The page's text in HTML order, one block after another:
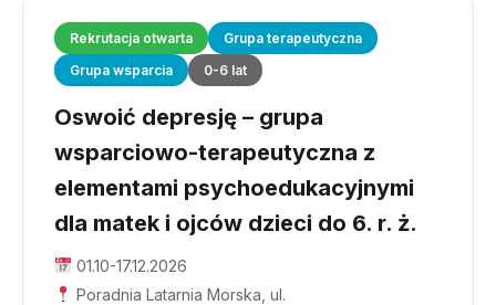
Rekrutacja otwarta
Grupa terapeutyczna
Grupa wsparcia
0-6 lat
Oswoić depresję – grupa
wsparciowo-terapeutyczna z
elementami psychoedukacyjnymi
dla matek i ojców dzieci do 6. r. ż.
01.10-17.12.2026
Poradnia Latarnia Morska, ul.